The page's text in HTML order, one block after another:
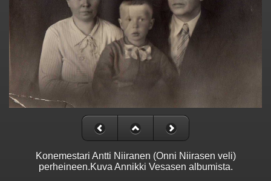
Konemestari Antti Niiranen (Onni Niirasen veli)
perheineen.Kuva Annikki Vesasen albumista.